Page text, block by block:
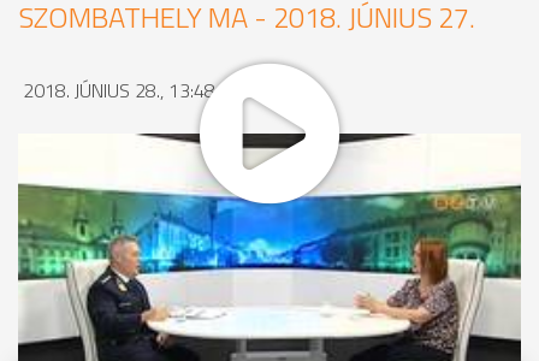
SZOMBATHELY MA - 2018. JÚNIUS 27.
2018. JÚNIUS 28., 13:48
MEGOSZTÁS